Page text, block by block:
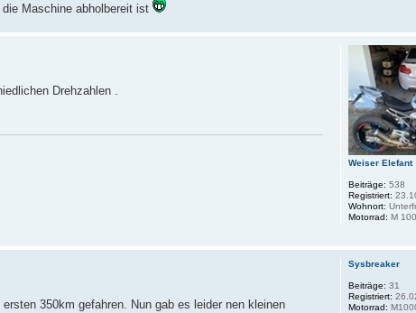
Maschine abholbereit ist
Drehzahlen .
Weiser Elefant
Beiträge: 538
Registriert:
Wohnort:
Motorrad: M
350km gefahren. Nun gab es leider nen kleinen
Sysbreaker
Beiträge: 31
Registriert:
Motorrad: